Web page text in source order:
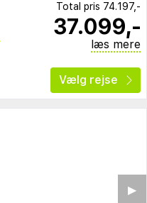
Total pris 74.197,-
37.099,-
læs mere
Vælg rejse
▶︎